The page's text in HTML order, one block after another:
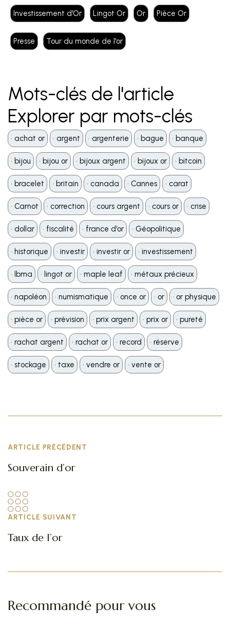
Investissement d'Or Lingot Or Or Pièce Or
Presse Tour du monde de l'or
Mots-clés de l'article
Explorer par mots-clés
•️ achat or •️ argent •️ argenterie •️ bague •️ banque
•️ bijou •️ bijou or •️ bijoux argent •️ bijoux or •️ bitcoin
•️ bracelet •️ britain •️ canada •️ Cannes •️ carat
•️ Carnot •️ correction •️ cours argent •️ cours or •️ crise
•️ dollar •️ fiscalité •️ france d'or •️ Géopolitique
•️ historique •️ investir •️ investir or •️ investissement
•️ lbma •️ lingot or •️ maple leaf •️ métaux précieux
•️ napoléon •️ numismatique •️ once or •️ or •️ or physique
•️ pièce or •️ prévision •️ prix argent •️ prix or •️ pureté
•️ rachat argent •️ rachat or •️ record •️ réserve
•️ stockage •️ taxe •️ vendre or •️ vente or
ARTICLE PRÉCÉDENT
Souverain d’or
ARTICLE SUIVANT
Taux de l’or
Recommandé pour vous